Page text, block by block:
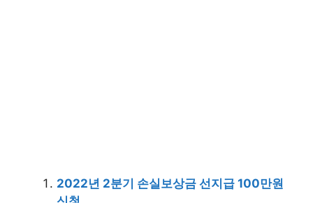
2022년 2분기 손실보상금 선지급 100만원